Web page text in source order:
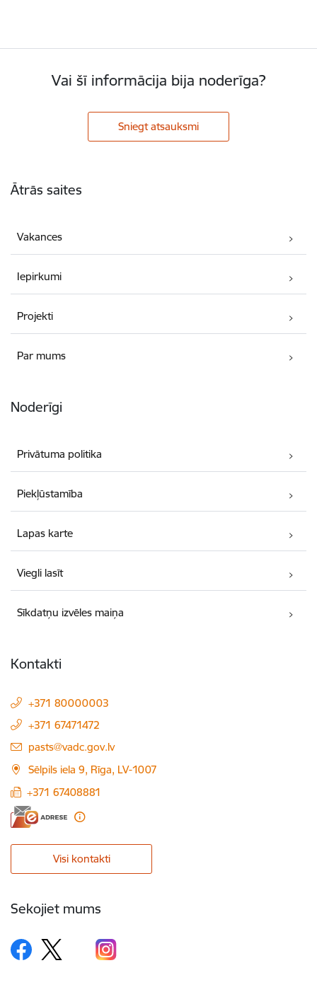
Vai šī informācija bija noderīga?
Sniegt atsauksmi
Ātrās saites
Vakances
Iepirkumi
Projekti
Par mums
Noderīgi
Privātuma politika
Piekļūstamība
Lapas karte
Viegli lasīt
Sīkdatņu izvēles maiņa
Kontakti
+371 80000003
+371 67471472
E-pasts:
pasts@vadc.gov.lv
Sēlpils iela 9, Rīga, LV-1007
+371 67408881
Visi kontakti
Sekojiet mums